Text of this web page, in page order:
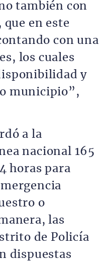
también con
en este
con una
los cuales
y
municipio”,
a la
nacional 165
horas para
o
las
de Policía
dispuestas